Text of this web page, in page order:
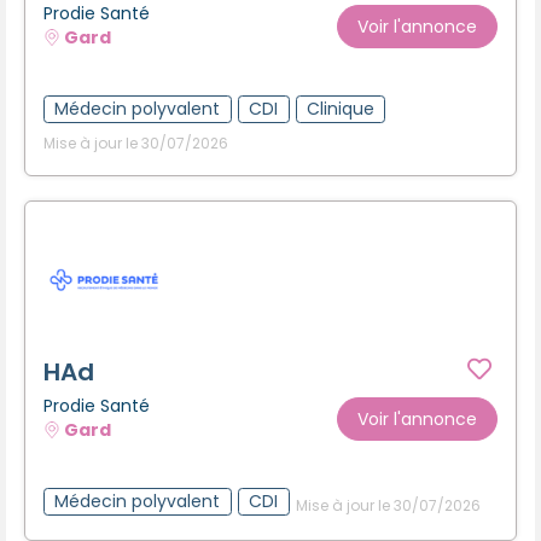
Inscrivez-vous en un clic !
Prodie Santé
Gard
Voir l'annonce
Médecin polyvalent CDI Clinique
Mise à jour le 30/07/2026
HAd
Prodie Santé
Gard
Voir l'annonce
Médecin polyvalent CDI Mise à jour le 30/07/2026